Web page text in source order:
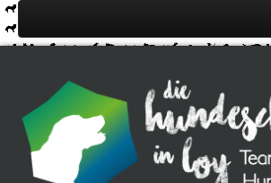
Home
Über uns
Kurse
Kontakt
Impressionen